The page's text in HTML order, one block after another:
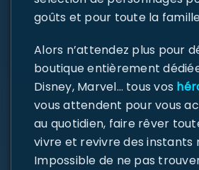
goûts et pour toute la
Alors n’attendez plus pour
boutique entièrement
Disney, Marvel… tous vos
vous attendent pour vous
au quotidien, faire rêver
vivre et revivre des instants
Impossible de ne pas